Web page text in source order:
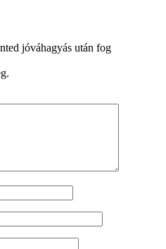
jóváhagyás után fog